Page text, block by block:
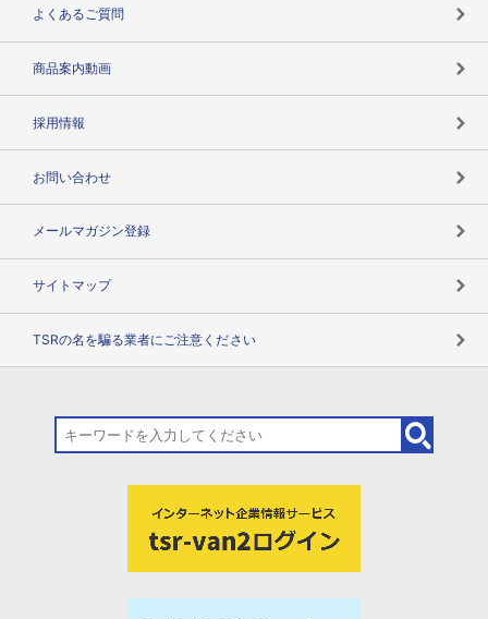
よくあるご質問
商品案内動画
採用情報
お問い合わせ
メールマガジン登録
サイトマップ
TSRの名を騙る業者にご注意ください